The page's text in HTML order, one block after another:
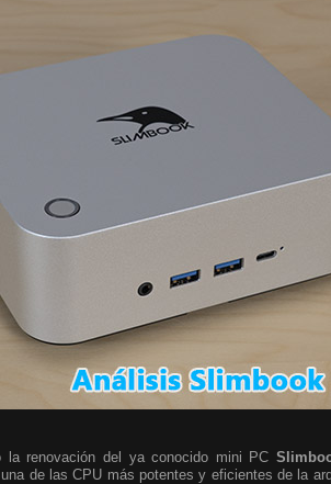
la renovación del ya conocido mini PC
de las CPU más potentes y eficientes de la